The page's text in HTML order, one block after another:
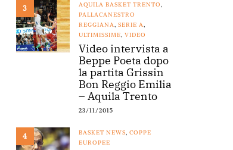
3 AQUILA BASKET TRENTO,
PALLACANESTRO
REGGIANA, SERIE A,
ULTIMISSIME, VIDEO
Video intervista a
Beppe Poeta dopo
la partita Grissin
Bon Reggio Emilia
– Aquila Trento
23/11/2015
4 BASKET NEWS, COPPE
EUROPEE